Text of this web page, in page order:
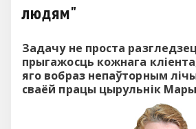
людям"
Задачу не проста
прыгажосць кожнага
яго вобраз непаўторным
сваёй працы цырульнік